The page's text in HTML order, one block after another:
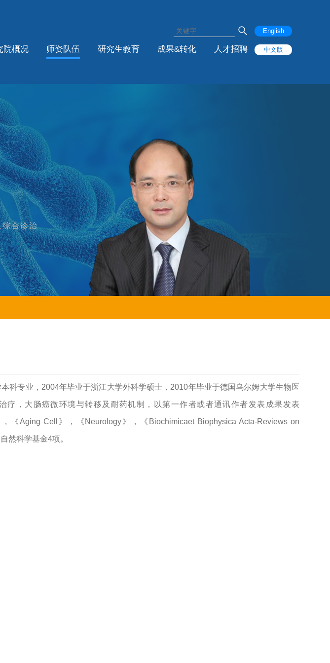
院概况 师资队伍 研究生教育 成果&转化 人才招聘
English
中文版
综合诊治
科专业，2004年毕业于浙江大学外科学硕士，2010年毕业于德国乌尔姆大学生物医
，大肠癌微环境与转移及耐药机制，以第一作者或者通讯作者发表成果发表
《Aging Cell》，《Neurology》，《Biochimicaet Biophysica Acta-Reviews on
然科学基金4项。